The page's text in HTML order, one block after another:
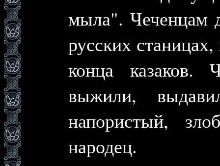
мыла". Чеченцам
русских
конца казаков.
выжили,
напористый,
народец.